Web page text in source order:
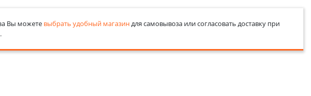
Вы можете выбрать удобный магазиндля самовывоза или согласовать доставку при